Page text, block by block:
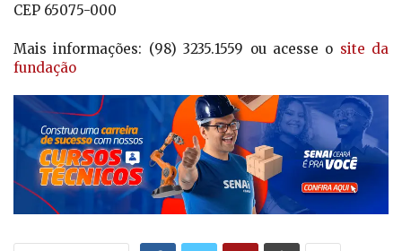
CEP 65075-000
Mais informações: (98) 3235.1559 ou acesse o site da
fundação